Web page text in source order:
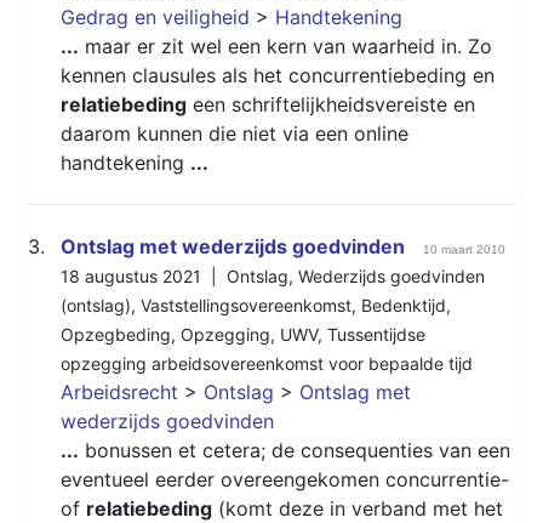
Gedrag en veiligheid > Handtekening
... maar er zit wel een kern van waarheid in. Zo
kennen clausules als het concurrentiebeding en
relatiebeding een schriftelijkheidsvereiste en
daarom kunnen die niet via een online
handtekening ...
3. Ontslag met wederzijds goedvinden 10 maart 2010
18 augustus 2021 | Ontslag, Wederzijds goedvinden
(ontslag), Vaststellingsovereenkomst, Bedenktijd,
Opzegbeding, Opzegging, UWV, Tussentijdse
opzegging arbeidsovereenkomst voor bepaalde tijd
Arbeidsrecht > Ontslag > Ontslag met
wederzijds goedvinden
... bonussen et cetera; de consequenties van een
eventueel eerder overeengekomen concurrentie-
of relatiebeding (komt deze in verband met het